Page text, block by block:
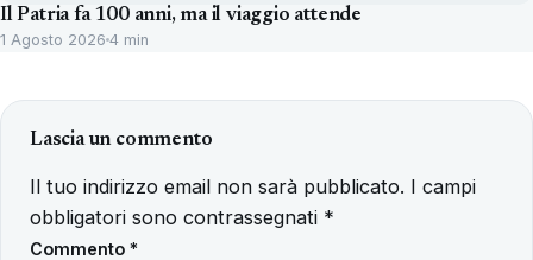
Il Patria fa 100 anni, ma il viaggio attende
1 Agosto 2026 4 min
Lascia un commento
Il tuo indirizzo email non sarà pubblicato. I campi
obbligatori sono contrassegnati *
Commento *